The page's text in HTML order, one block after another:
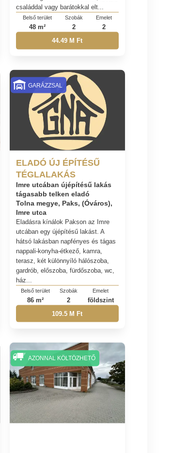
családdal vagy barátokkal elt...
Belső terület
48 m²
Szobák
2
Emelet
2
44.49 M Ft
ELADÓ ÚJ ÉPÍTÉSŰ
TÉGLALAKÁS
Imre utcában újépítésű lakás
tágasabb telken eladó
Tolna megye, Paks, (Óváros),
Imre utca
Eladásra kínálok Pakson az Imre
utcában egy újépítésű lakást. A
hátsó lakásban napfényes és tágas
nappali-konyha-étkező, kamra,
terasz, két különnyíló hálószoba,
gardrób, előszoba, fürdőszoba, wc,
ház...
Belső terület
86 m²
Szobák
2
Emelet
földszint
109.5 M Ft
GARÁZZSAL
AZONNAL KÖLTÖZHETŐ